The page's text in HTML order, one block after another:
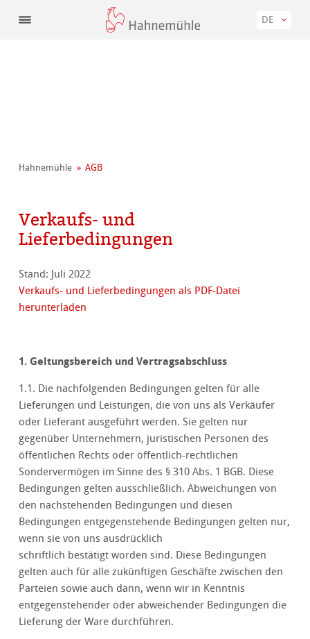
DE
Hahnemühle AGB
Verkaufs- und
Lieferbedingungen
Stand: Juli 2022
Verkaufs- und Lieferbedingungen als PDF-Datei
herunterladen
1. Geltungsbereich und Vertragsabschluss
1.1. Die nachfolgenden Bedingungen gelten für alle
Lieferungen und Leistungen, die von uns als Verkäufer
oder Lieferant ausgeführt werden. Sie gelten nur
gegenüber Unternehmern, juristischen Personen des
öffentlichen Rechts oder öffentlich-rechtlichen
Sondervermögen im Sinne des § 310 Abs. 1 BGB. Diese
Bedingungen gelten ausschließlich. Abweichungen von
den nachstehenden Bedingungen und diesen
Bedingungen entgegenstehende Bedingungen gelten nur,
wenn sie von uns ausdrücklich
schriftlich bestätigt worden sind. Diese Bedingungen
gelten auch für alle zukünftigen Geschäfte zwischen den
Parteien sowie auch dann, wenn wir in Kenntnis
entgegenstehender oder abweichender Bedingungen die
Lieferung der Ware durchführen.